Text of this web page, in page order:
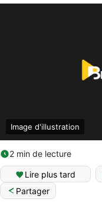
Image d'illustration
2 min de lecture
Lire plus tard
Partager